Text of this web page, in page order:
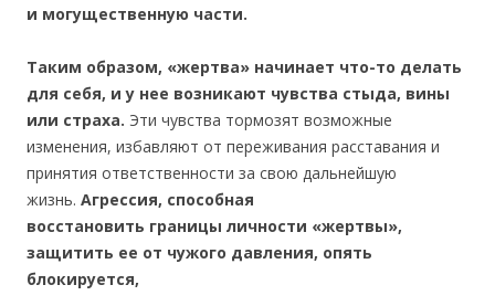
и могущественную части.
Таким образом, «жертва» начинает что-то делать
для себя, и у нее возникают чувства стыда, вины
или страха. Эти чувства тормозят возможные
изменения, избавляют от переживания расставания и
принятия ответственности за свою дальнейшую
жизнь. Агрессия, способная
восстановить границы личности «жертвы»,
защитить ее от чужого давления, опять
блокируется,